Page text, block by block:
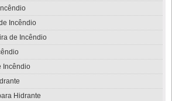
Incêndio
de Incêndio
Incêndio
Hidrante